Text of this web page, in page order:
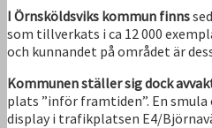
I Örnsköldsviks kommun finns
som tillverkats i ca 12 000
och kunnandet på området är
Kommunen ställer sig dock
plats ”inför framtiden”. En
display i trafikplatsen E4/